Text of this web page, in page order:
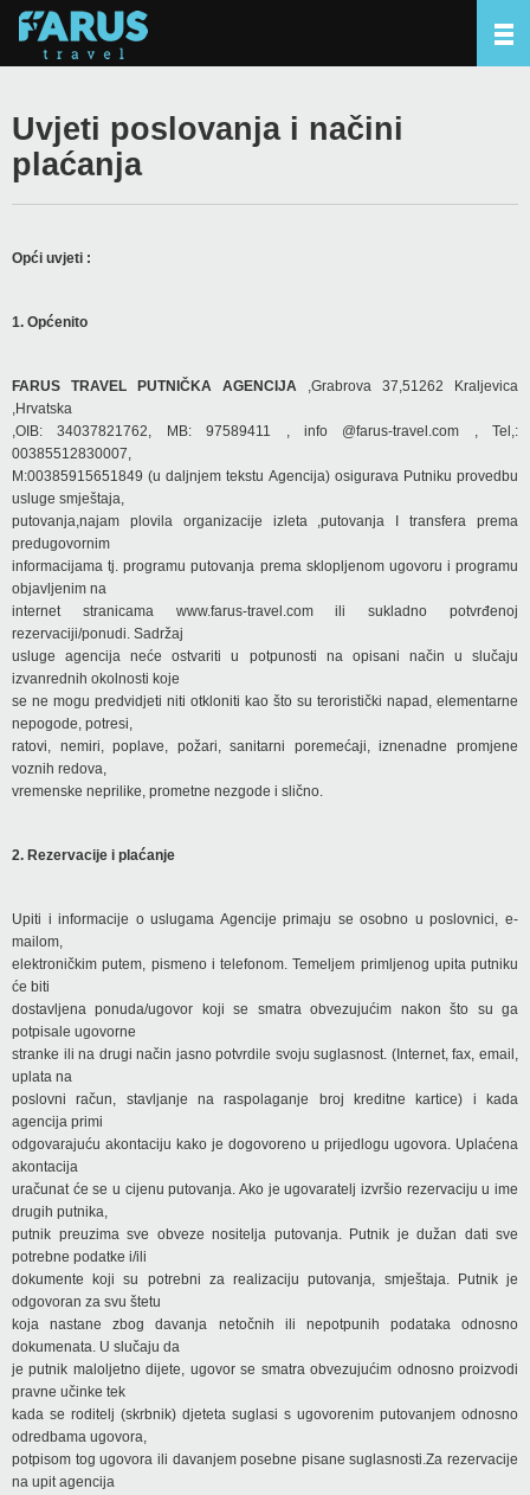
Uvjeti poslovanja i načini
plaćanja
Opći uvjeti :
1. Općenito
FARUS TRAVEL PUTNIČKA AGENCIJA ,Grabrova 37,51262 Kraljevica
,Hrvatska
,OIB: 34037821762, MB: 97589411 , info @farus-travel.com , Tel,:
00385512830007,
M:00385915651849(u daljnjem tekstu Agencija) osigurava Putniku provedbu
usluge smještaja,
putovanja,najam plovila organizacije izleta ,putovanja I transfera prema
predugovornim
informacijama tj. programu putovanja prema sklopljenom ugovoru i programu
objavljenim na
internet stranicama www.farus-travel.com ili sukladno potvrđenoj
rezervaciji/ponudi. Sadržaj
usluge agencija neće ostvariti u potpunosti na opisani način u slučaju
izvanrednih okolnosti koje
se ne mogu predvidjeti niti otkloniti kao što su teroristički napad, elementarne
nepogode, potresi,
ratovi, nemiri, poplave, požari, sanitarni poremećaji, iznenadne promjene
voznih redova,
vremenske neprilike, prometne nezgode i slično.
2. Rezervacije i plaćanje
Upiti i informacije o uslugama Agencije primaju se osobno u poslovnici, e-
mailom,
elektroničkim putem, pismeno i telefonom. Temeljem primljenog upita putniku
će biti
dostavljena ponuda/ugovor koji se smatra obvezujućim nakon što su ga
potpisale ugovorne
stranke ili na drugi način jasno potvrdile svoju suglasnost. (Internet, fax, email,
uplata na
poslovni račun, stavljanje na raspolaganje broj kreditne kartice) i kada
agencija primi
odgovarajuću akontaciju kako je dogovoreno u prijedlogu ugovora. Uplaćena
akontacija
uračunat će se u cijenu putovanja. Ako je ugovaratelj izvršio rezervaciju u ime
drugih putnika,
putnik preuzima sve obveze nositelja putovanja. Putnik je dužan dati sve
potrebne podatke i/ili
dokumente koji su potrebni za realizaciju putovanja, smještaja. Putnik je
odgovoran za svu štetu
koja nastane zbog davanja netočnih ili nepotpunih podataka odnosno
dokumenata. U slučaju da
je putnik maloljetno dijete, ugovor se smatra obvezujućim odnosno proizvodi
pravne učinke tek
kada se roditelj (skrbnik) djeteta suglasi s ugovorenim putovanjem odnosno
odredbama ugovora,
potpisom tog ugovora ili davanjem posebne pisane suglasnosti.Za rezervacije
na upit agencija